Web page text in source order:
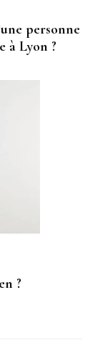
personne
à Lyon ?
?